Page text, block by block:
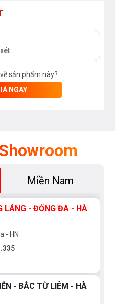
sản phẩm này?
NGAY
Miền Nam
LÁNG - ĐỐNG ĐA - HÀ
- HN
- BẮC TỪ LIÊM - HÀ